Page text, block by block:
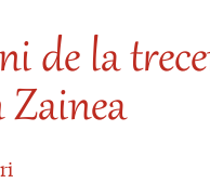
de la
Zainea